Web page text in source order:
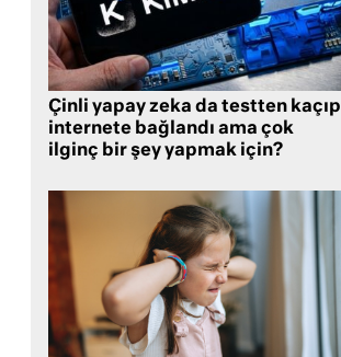
Çinli yapay zeka da testten kaçıp
internete bağlandı ama çok
ilginç bir şey yapmak için?